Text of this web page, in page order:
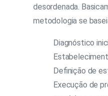
desordenada.
metodologia se
Diagnóstico
Definição de
Execução de